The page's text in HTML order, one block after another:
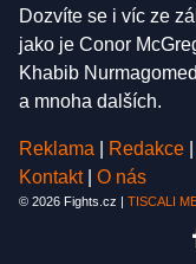
Dozvíte se i víc ze
jako je Conor
Khabib
a mnoha dalších.
Reklama Redakce
Kontakt
O nás
© 2026 Fights.cz | TISCALI